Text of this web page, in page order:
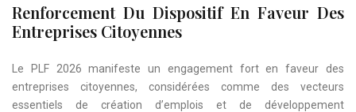
Renforcement Du Dispositif En Faveur Des
Entreprises Citoyennes
Le PLF 2026 manifeste un engagement fort en faveur des
entreprises citoyennes, considérées comme des vecteurs
essentiels de création d’emplois et de développement